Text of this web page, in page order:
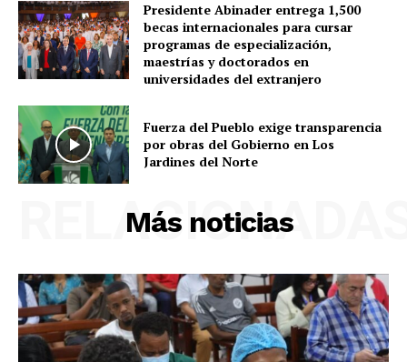
Presidente Abinader entrega 1,500
becas internacionales para cursar
programas de especialización,
maestrías y doctorados en
universidades del extranjero
Fuerza del Pueblo exige transparencia
por obras del Gobierno en Los
Jardines del Norte
Más noticias